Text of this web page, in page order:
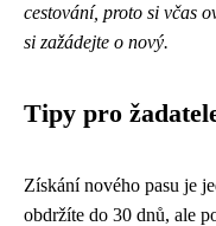
cestování, proto si včas
si zažádejte o nový.
Tipy pro
Získání nového pasu je
obdržíte do 30 dnů, ale